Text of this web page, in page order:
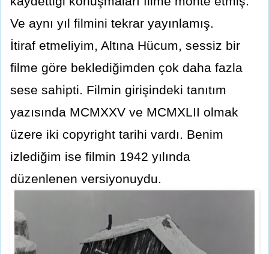
Ve aynı yıl filmini tekrar yayınlamış.
İtiraf etmeliyim, Altına Hücum, sessiz bir
filme göre beklediğimden çok daha fazla
sese sahipti. Filmin girişindeki tanıtım
yazısında MCMXXV ve MCMXLII olmak
üzere iki copyright tarihi vardı. Benim
izlediğim ise filmin 1942 yılında
düzenlenen versiyonuydu.